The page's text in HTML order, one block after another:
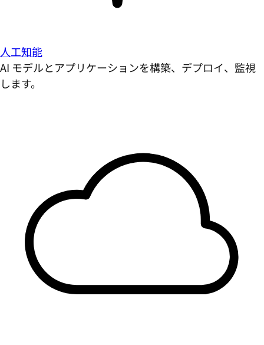
人工知能
AI モデルとアプリケーションを構築、デプロイ、監視
します。